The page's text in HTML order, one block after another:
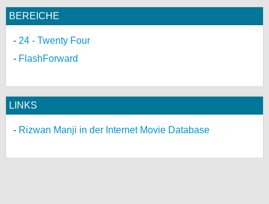
BEREICHE
24 - Twenty Four
FlashForward
LINKS
Rizwan Manji in der Internet Movie Database